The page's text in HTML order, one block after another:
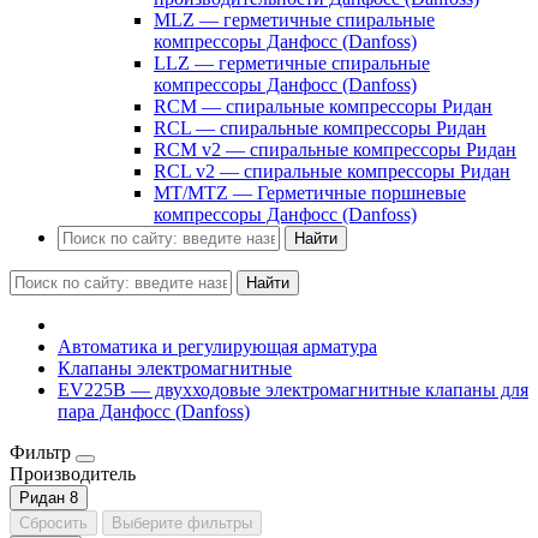
MLZ — герметичные спиральные
компрессоры Данфосс (Danfoss)
LLZ — герметичные спиральные
компрессоры Данфосс (Danfoss)
RCM — спиральные компрессоры Ридан
RCL — спиральные компрессоры Ридан
RCM v2 — спиральные компрессоры Ридан
RCL v2 — спиральные компрессоры Ридан
MT/MTZ — Герметичные поршневые
компрессоры Данфосс (Danfoss)
Найти
Найти
Автоматика и регулирующая арматура
Клапаны электромагнитные
EV225B — двухходовые электромагнитные клапаны для
пара Данфосс (Danfoss)
Фильтр
Производитель
Ридан 8
Сбросить
Выберите фильтры